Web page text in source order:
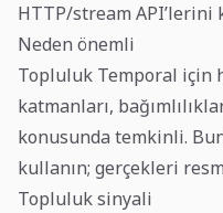
HTTP/stream API’lerini
Neden önemli
Topluluk Temporal için
katmanları,
konusunda temkinli.
kullanın; gerçekleri
Topluluk sinyali